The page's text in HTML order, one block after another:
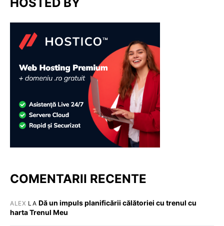
COMENTARII RECENTE
ALEX LA Dă un impuls planificării călătoriei cu trenul cu
harta Trenul Meu